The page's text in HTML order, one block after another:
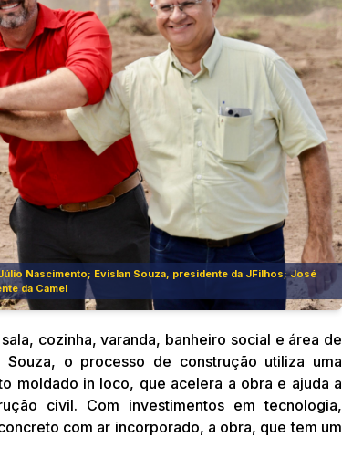
Nascimento; Evislan Souza, presidente da JFilhos; José
da Camel
cozinha, varanda, banheiro social e área de
o processo de construção utiliza uma
moldado in loco, que acelera a obra e ajuda a
civil. Com investimentos em tecnologia,
com ar incorporado, a obra, que tem um